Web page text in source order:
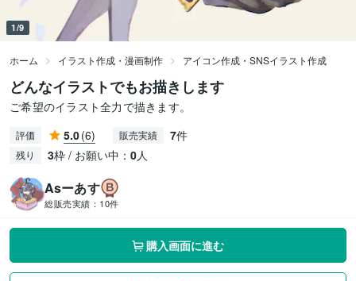
1/9
ホーム イラスト作成・漫画制作 アイコン作成・SNSイラスト作成
どんなイラストでもお描きします
ご希望のイラスト全力で描きます。
評価 5.0(6) 販売実績 7件
残り 3枠 / お願い中： 0人
Asーあす
総販売実績： 10件
購入画面に進む